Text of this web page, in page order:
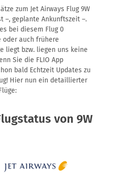
zum Jet Airways Flug 9W
–, geplante Ankunftszeit –.
bei diesem Flug 0
oder auch frühere
liegt bzw. liegen uns keine
Sie die FLIO App
bald Echtzeit Updates zu
Hier nun ein detaillierter
von 9W